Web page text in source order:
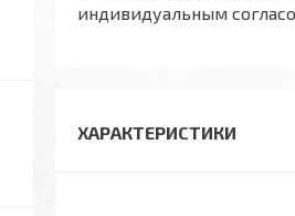
индивидуальным
ХАРАКТЕРИСТИКИ